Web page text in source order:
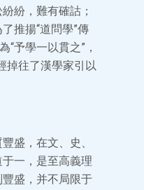
紛，難有確詁；
推揚“道問學”傳
予學一以貫之”，
掉往了漢學家引以
盛，在文、史、
一，是至高義理
盛，并不局限于